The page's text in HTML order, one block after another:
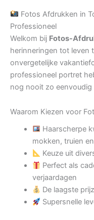
Fotos Afdrukken in
Professioneel
Welkom bij Fotos-
herinneringen tot leven
onvergetelijke
professioneel portret
nog nooit zo eenvoudig
Waarom Kiezen voor
Haarscherpe
mokken, truien
Keuze uit
Perfect als
verjaardagen
De laagste
Supersnelle